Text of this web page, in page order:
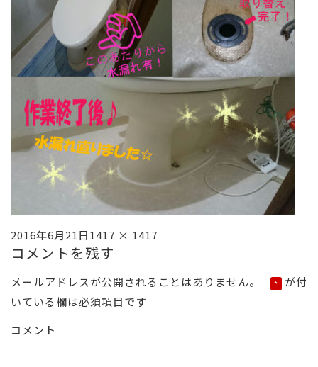
投
稿
2016年6月21日フ
ル
イ
ズ
1417 × 1417
コメントを残す
メールアドレスが公開されることはありません。 *
が付
いている欄は必須項目です
コメント